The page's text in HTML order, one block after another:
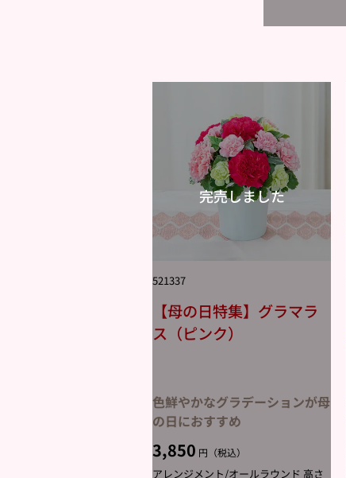
521337
【母の日特集】グラマラ
ス（ピンク）
色鮮やかなグラデーションが母
の日におすすめ
3,850 円（税込）
アレンジメント/オールラウンド 高さ